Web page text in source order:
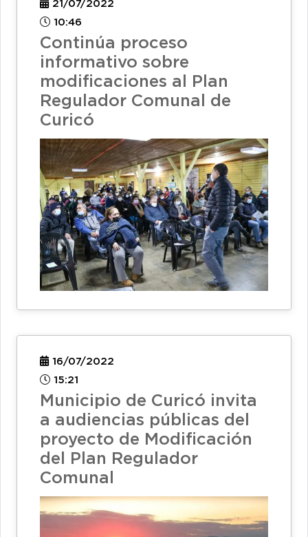
21/07/2022
10:46
Continúa proceso
informativo sobre
modificaciones al Plan
Regulador Comunal de
Curicó
16/07/2022
15:21
Municipio de Curicó invita
a audiencias públicas del
proyecto de Modificación
del Plan Regulador
Comunal